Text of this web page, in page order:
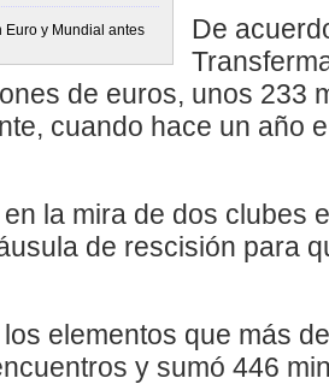
Euro y Mundial antes
De
de euros, unos 233
cuando hace un año
la mira de dos clubes
de rescisión para
elementos que más
y sumó 446